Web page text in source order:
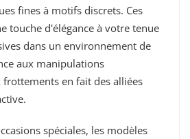
fines à motifs discrets. Ces
touche d'élégance à votre tenue
dans un environnement de
aux manipulations
en fait des alliées
spéciales, les modèles